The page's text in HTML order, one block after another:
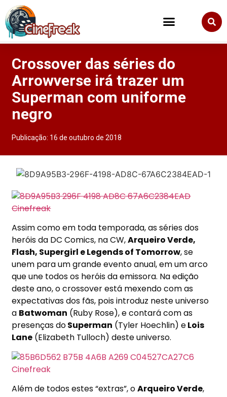
Crossover das séries do
Arrowverse irá trazer um
Superman com uniforme
negro
Publicação: 16 de outubro de 2018
Assim como em toda temporada, as séries dos
heróis da DC Comics, na CW,Arqueiro Verde,
Flash, Supergirl e Legends of Tomorrow, se
unem para um grande evento anual, em um arco
que une todos os heróis da emissora. Na edição
deste ano, o crossover está mexendo com as
expectativas dos fãs, pois introduz neste universo
a Batwoman (Ruby Rose), e contará com as
presenças doSuperman (Tyler Hoechlin) eLois
Lane (Elizabeth Tulloch) deste universo.
Além de todos estes “extras”, oArqueiro Verde,